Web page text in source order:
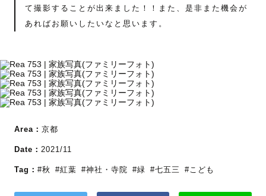
て撮影することが出来ました！！また、是非また機会が
あればお願いしたいなと思います。
Area： 京都
Date： 2021/11
Tag： #秋 #紅葉 #神社・寺院 #緑 #七五三 #こども